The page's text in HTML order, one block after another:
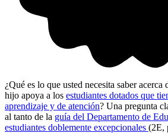
¿Qué es lo que usted necesita saber acerca
hijo apoya a los estudiantes dotados que
aprendizaje y de atención? Una pregunta
al tanto de la guía del Departamento de
estudiantes doblemente excepcionales (2E,